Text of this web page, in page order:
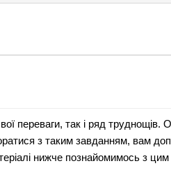
переваги, так і ряд труднощів.
з таким завданням, вам
нижче познайомимось з